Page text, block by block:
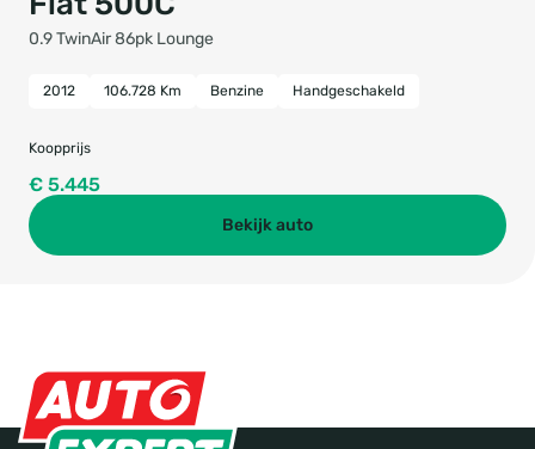
0.9 TwinAir 86pk Lounge
2012 106.728 Km Benzine Handgeschakeld
Koopprijs
€ 5.445
Bekijk auto